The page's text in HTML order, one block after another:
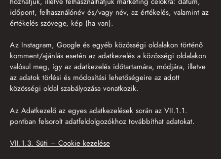
időpont, felhasználónév és/vagy név, az értékelés, valamint az
értékelés szövege, kép (ha van).
Az Instagram, Google és egyéb közösségi oldalakon történő
komment/ajánlás esetén az adatkezelés a közösségi oldalakon
valósul meg, így az adatkezelés időtartamára, módjára, illetve
az adatok törlési és módosítási lehetőségeire az adott
közösségi oldal szabályozása vonatkozik.
Az Adatkezelő az egyes adatkezelések során az VII.1.1.
pontban felsorolt adatfeldolgozókhoz továbbíthat adatokat.
VII.1.3. Süti – Cookie kezelése